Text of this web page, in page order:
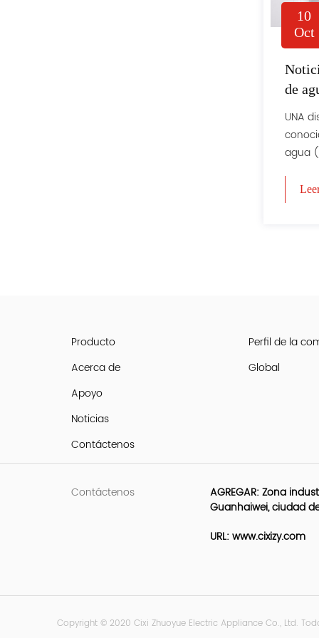
10
Oct
de
UNA
agua
Producto
Acerca de
Apoyo
Noticias
Contáctenos
Perfil de la
Global
Contáctenos
AGREGAR: Zona
Guanhaiwei, ciudad
URL: www.cixizy.com
Copyright © 2020 Cixi Zhuoyue Electric Appliance Co., Ltd.